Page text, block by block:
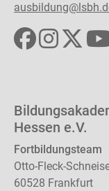
Hessen e.V.
Fortbildungsteam
Otto-Fleck-
60528 Frankfurt